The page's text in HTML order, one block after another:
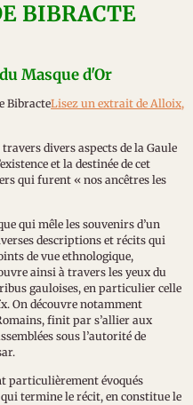
BIBRACTE
Masque d'Or
Lisez un extrait de Alloix,
divers aspects de la Gaule
et la destinée de cet
qui furent « nos ancêtres les
mêle les souvenirs d’un
descriptions et récits qui
de vue ethnologique,
ainsi à travers les yeux du
gauloises, en particulier celle
On découvre notamment
finit par s’allier aux
sous l’autorité de
particulièrement évoqués
termine le récit, en constitue le